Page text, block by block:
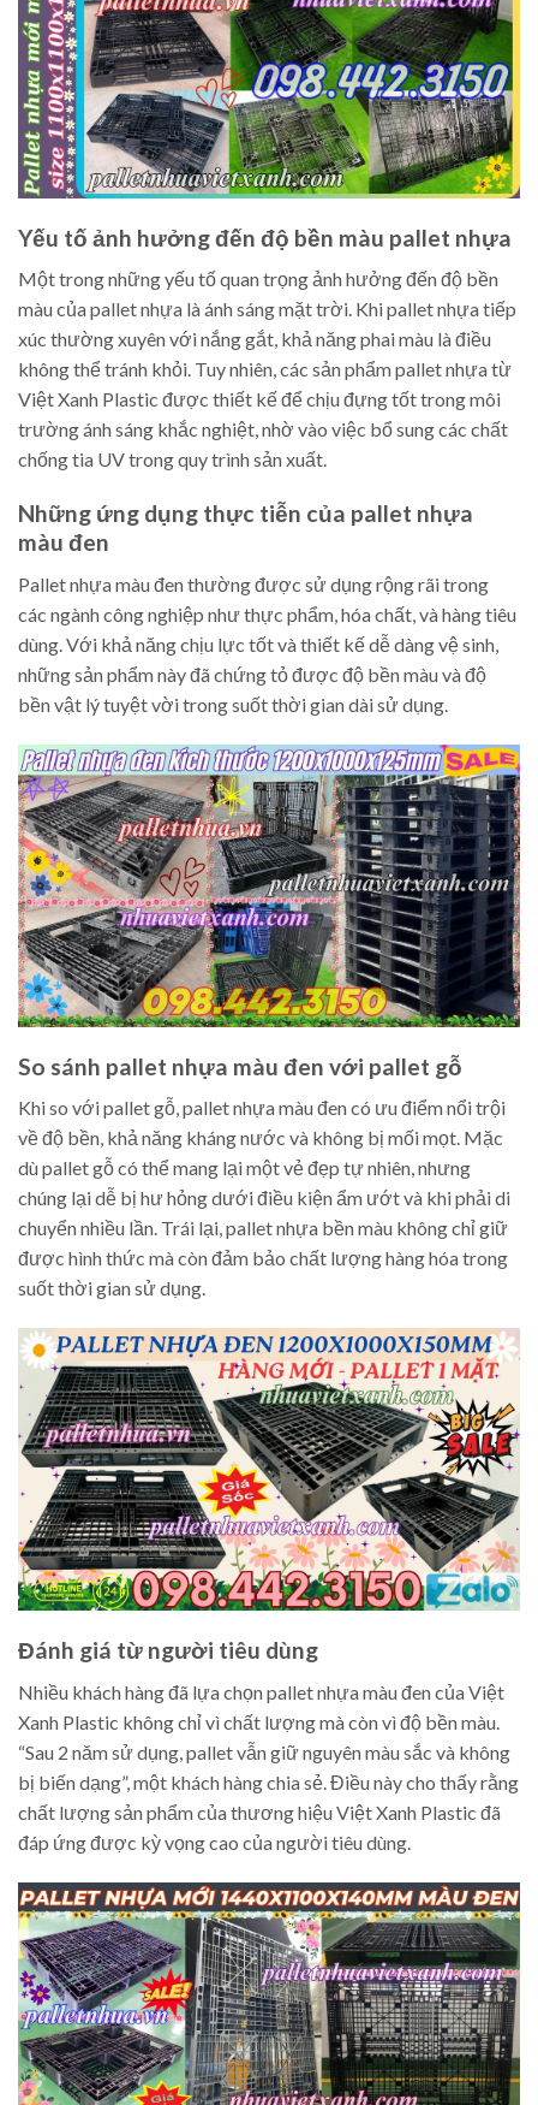
Yếu tố ảnh hưởng đến độ bền màu pallet nhựa
Một trong những yếu tố quan trọng ảnh hưởng đến độ bền
màu của pallet nhựa là ánh sáng mặt trời. Khi pallet nhựa tiếp
xúc thường xuyên với nắng gắt, khả năng phai màu là điều
không thể tránh khỏi. Tuy nhiên, các sản phẩm pallet nhựa từ
Việt Xanh Plastic được thiết kế để chịu đựng tốt trong môi
trường ánh sáng khắc nghiệt, nhờ vào việc bổ sung các chất
chống tia UV trong quy trình sản xuất.
Những ứng dụng thực tiễn của pallet nhựa
màu đen
Pallet nhựa màu đen thường được sử dụng rộng rãi trong
các ngành công nghiệp như thực phẩm, hóa chất, và hàng tiêu
dùng. Với khả năng chịu lực tốt và thiết kế dễ dàng vệ sinh,
những sản phẩm này đã chứng tỏ được độ bền màu và độ
bền vật lý tuyệt vời trong suốt thời gian dài sử dụng.
So sánh pallet nhựa màu đen với pallet gỗ
Khi so với pallet gỗ, pallet nhựa màu đen có ưu điểm nổi trội
về độ bền, khả năng kháng nước và không bị mối mọt. Mặc
dù pallet gỗ có thể mang lại một vẻ đẹp tự nhiên, nhưng
chúng lại dễ bị hư hỏng dưới điều kiện ẩm ướt và khi phải di
chuyển nhiều lần. Trái lại, pallet nhựa bền màu không chỉ giữ
được hình thức mà còn đảm bảo chất lượng hàng hóa trong
suốt thời gian sử dụng.
Đánh giá từ người tiêu dùng
Nhiều khách hàng đã lựa chọn pallet nhựa màu đen của Việt
Xanh Plastic không chỉ vì chất lượng mà còn vì độ bền màu.
“Sau 2 năm sử dụng, pallet vẫn giữ nguyên màu sắc và không
bị biến dạng”, một khách hàng chia sẻ. Điều này cho thấy rằng
chất lượng sản phẩm của thương hiệu Việt Xanh Plastic đã
đáp ứng được kỳ vọng cao của người tiêu dùng.